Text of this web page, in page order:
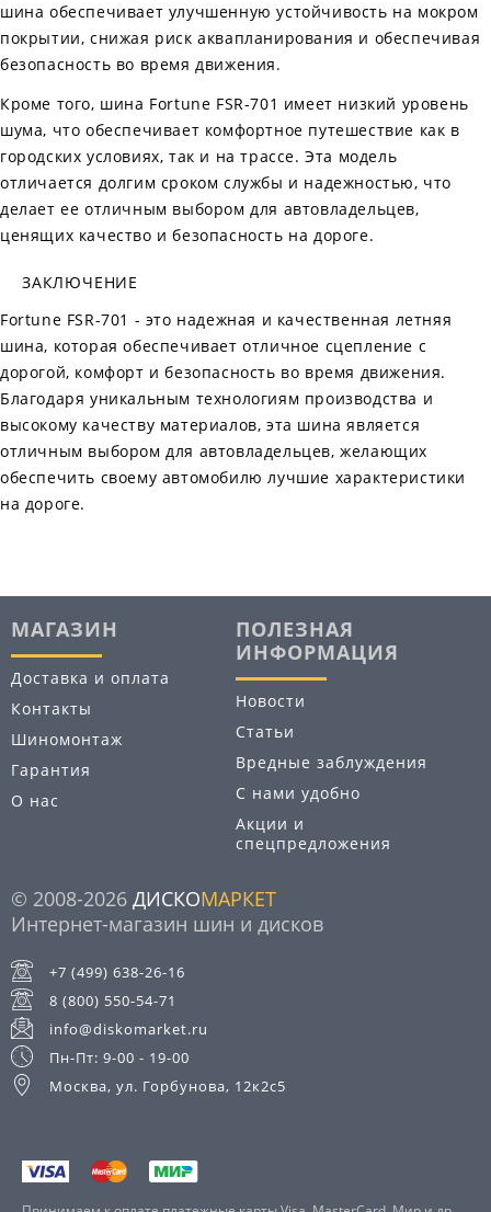
шина обеспечивает улучшенную устойчивость на мокром
покрытии, снижая риск аквапланирования и обеспечивая
безопасность во время движения.
Кроме того, шина Fortune FSR-701 имеет низкий уровень
шума, что обеспечивает комфортное путешествие как в
городских условиях, так и на трассе. Эта модель
отличается долгим сроком службы и надежностью, что
делает ее отличным выбором для автовладельцев,
ценящих качество и безопасность на дороге.
ЗАКЛЮЧЕНИЕ
Fortune FSR-701 - это надежная и качественная летняя
шина, которая обеспечивает отличное сцепление с
дорогой, комфорт и безопасность во время движения.
Благодаря уникальным технологиям производства и
высокому качеству материалов, эта шина является
отличным выбором для автовладельцев, желающих
обеспечить своему автомобилю лучшие характеристики
на дороге.
МАГАЗИН
Доставка и оплата
Контакты
Шиномонтаж
Гарантия
О нас
ПОЛЕЗНАЯ
ИНФОРМАЦИЯ
Новости
Статьи
Вредные заблуждения
С нами удобно
Акции и
спецпредложения
© 2008-2026 ДИСКОМАРКЕТ
Интернет-магазин шин и дисков
+7 (499) 638-26-16
8 (800) 550-54-71
info@diskomarket.ru
Пн-Пт: 9-00 - 19-00
Москва, ул. Горбунова, 12к2с5